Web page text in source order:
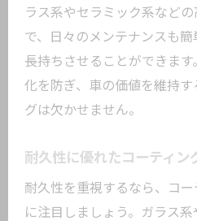
ラス系やセラミック系など
で、日々のメンテナンスも
長持ちさせることができま
化を防ぎ、車の価値を維持
グは欠かせません。
耐久性に優れたコーティン
耐久性を重視するなら、コ
に注目しましょう。ガラス